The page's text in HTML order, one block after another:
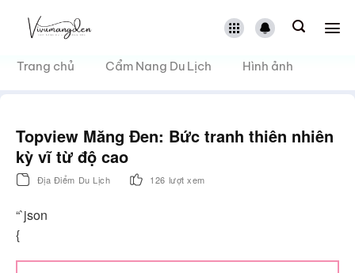
dungTrang chủ Cẩm Nang Du Lịch Hình ảnh
Topview Măng Đen: Bức tranh thiên nhiên
kỳ vĩ từ độ cao
Địa Điểm Du Lịch 126 lượt xem
“`json
{